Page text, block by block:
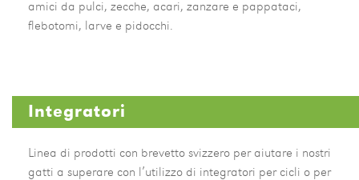
CHI SIAMO
DOVE SIAMO
amici da pulci, zecche, acari, zanzare e pappataci,
flebotomi, larve e pidocchi.
Integratori
Linea di prodotti con brevetto svizzero per aiutare i nostri
gatti a superare con l’utilizzo di integratori per cicli o per